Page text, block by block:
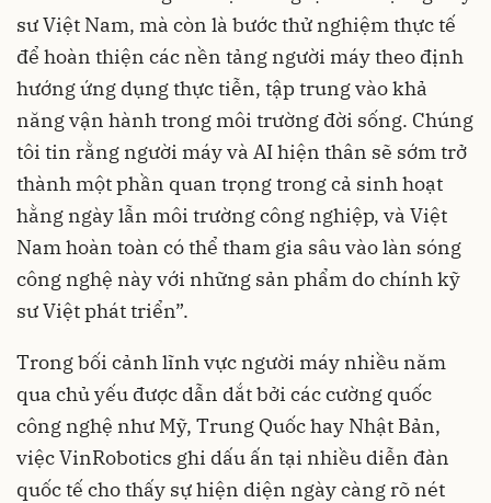
sư Việt Nam, mà còn là bước thử nghiệm thực tế
để hoàn thiện các nền tảng người máy theo định
hướng ứng dụng thực tiễn, tập trung vào khả
năng vận hành trong môi trường đời sống. Chúng
tôi tin rằng người máy và AI hiện thân sẽ sớm trở
thành một phần quan trọng trong cả sinh hoạt
hằng ngày lẫn môi trường công nghiệp, và Việt
Nam hoàn toàn có thể tham gia sâu vào làn sóng
công nghệ này với những sản phẩm do chính kỹ
sư Việt phát triển”.
Trong bối cảnh lĩnh vực người máy nhiều năm
qua chủ yếu được dẫn dắt bởi các cường quốc
công nghệ như Mỹ, Trung Quốc hay Nhật Bản,
việc VinRobotics ghi dấu ấn tại nhiều diễn đàn
quốc tế cho thấy sự hiện diện ngày càng rõ nét